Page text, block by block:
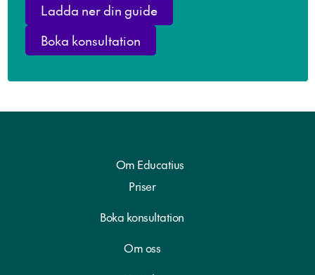
Ladda ner din guide
Boka konsultation
Om Educatius
Priser
Boka konsultation
Om oss